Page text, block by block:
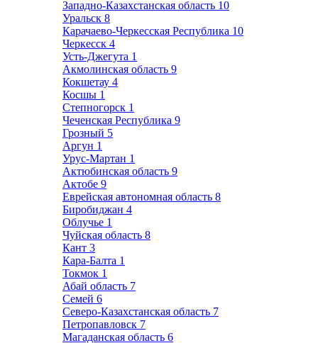
Западно-Казахстанская область 10
Уральск 8
Карачаево-Черкесская Республика 10
Черкесск 4
Усть-Джегута 1
Акмолинская область 9
Кокшетау 4
Косшы 1
Степногорск 1
Чеченская Республика 9
Грозный 5
Аргун 1
Урус-Мартан 1
Актюбинская область 9
Актобе 9
Еврейская автономная область 8
Биробиджан 4
Облучье 1
Чуйская область 8
Кант 3
Кара-Балта 1
Токмок 1
Абай область 7
Семей 6
Северо-Казахстанская область 7
Петропавловск 7
Магаданская область 6